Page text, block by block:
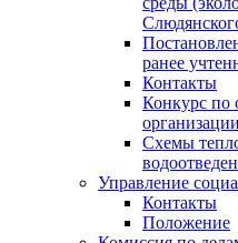
ранее
Контакты
Конкурс по
Схемы
Управление
Контакты
Положение